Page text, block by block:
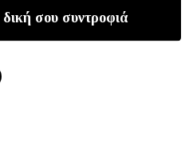
σου συντροφιά